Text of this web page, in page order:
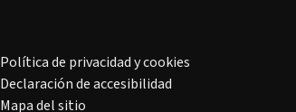
Política de privacidad y cookies
Declaración de accesibilidad
Mapa del sitio